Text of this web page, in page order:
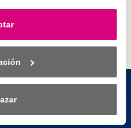
«Preferencias de
parte inferior de la página
opciones tendrán
de privacidad.